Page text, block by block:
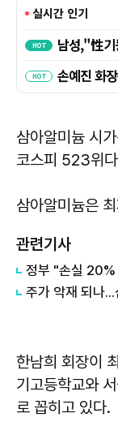
삼아알미늄 시
코스피 523위
삼아알미늄은
관련기사
한남희 회장이
기고등학교와
로 꼽히고 있다.